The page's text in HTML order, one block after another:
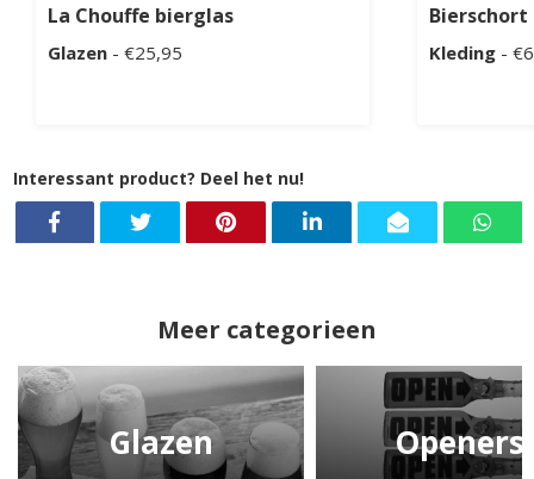
La Chouffe bierglas
Glazen - €25,95
Bierschort
Kleding -
Interessant product? Deel het nu!
Meer categorieen
Glazen Openers